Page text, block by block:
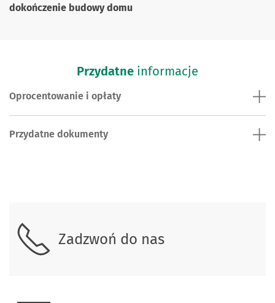
dokończenie budowy domu
Przydatne informacje
Oprocentowanie i opłaty
Przydatne dokumenty
Zadzwoń do nas